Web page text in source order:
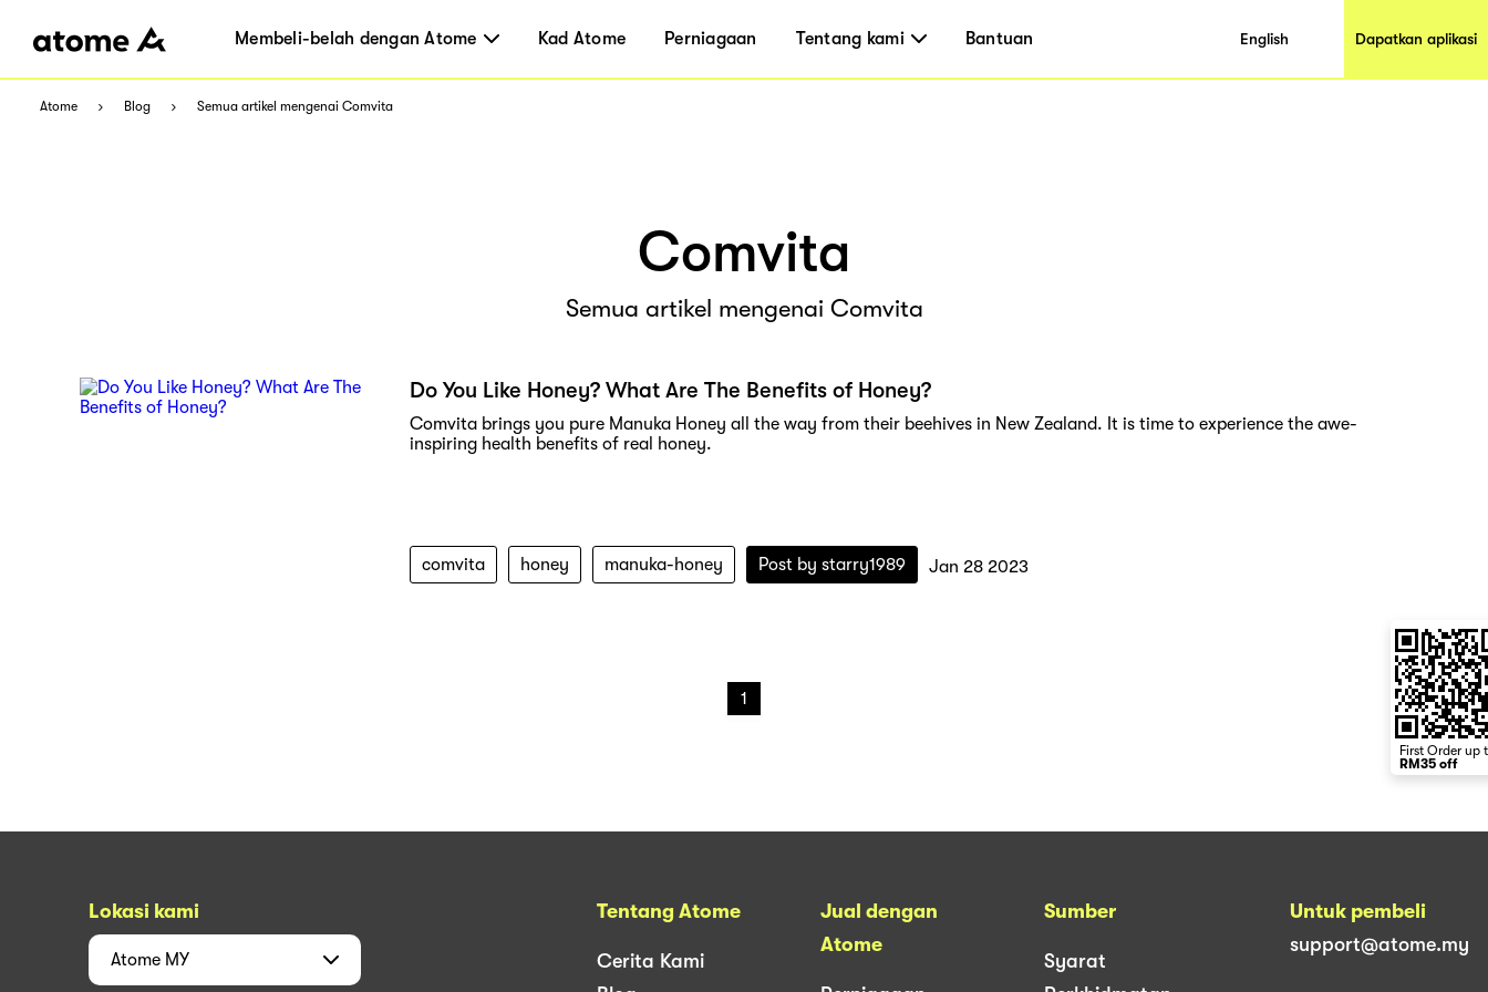
Membeli-belah dengan Atome Kad Atome Perniagaan Tentang kami Bantuan English Dapatkan aplikasi
Atome Blog Semua artikel mengenai Comvita
Comvita
Semua artikel mengenai Comvita
Do You Like Honey? What Are The Benefits of Honey?
Comvita brings you pure Manuka Honey all the way from their beehives in New Zealand. It is time to experience the awe-
inspiring health benefits of real honey.
comvita honey manuka-honey Post by starry1989 Jan 28 2023
1
First Order up
RM35 off
Lokasi kami
Atome MY
Tentang Atome
Cerita Kami
Jual dengan
Atome
Sumber
Syarat
Untuk pembeli
support@atome.my